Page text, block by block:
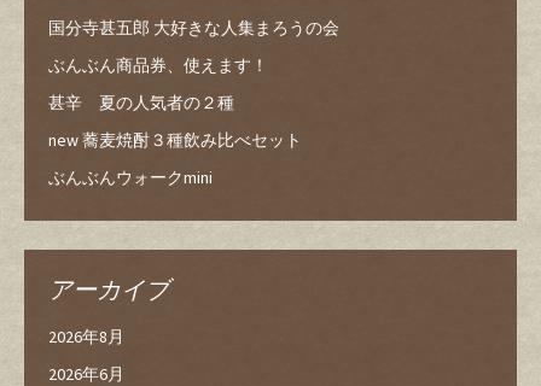
国分寺甚五郎 大好きな人集まろうの会
ぶんぶん商品券、使えます！
甚辛 夏の人気者の２種
new 蕎麦焼酎３種飲み比べセット
ぶんぶんウォークmini
アーカイブ
2026年8月
2026年6月